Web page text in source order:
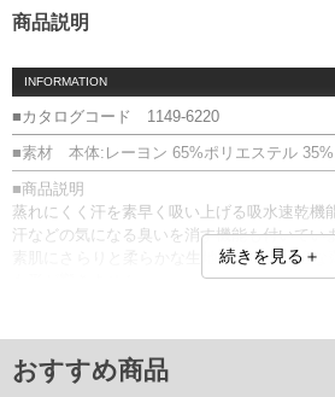
商品説明
INFORMATION
■カタログコード 1149-6220
■素材 本体:レーヨン 65%ポリエステル 35%
■商品説明
蒸れにくく汗を素早く吸い上げる吸水速乾機
汗などの気になる臭いを消す機能も付いてい
素肌にさらりと柔らかな生地は夏にも最適な
phiten（ファイテン）の水溶化メタル技術に
続きを見る＋
おすすめ商品